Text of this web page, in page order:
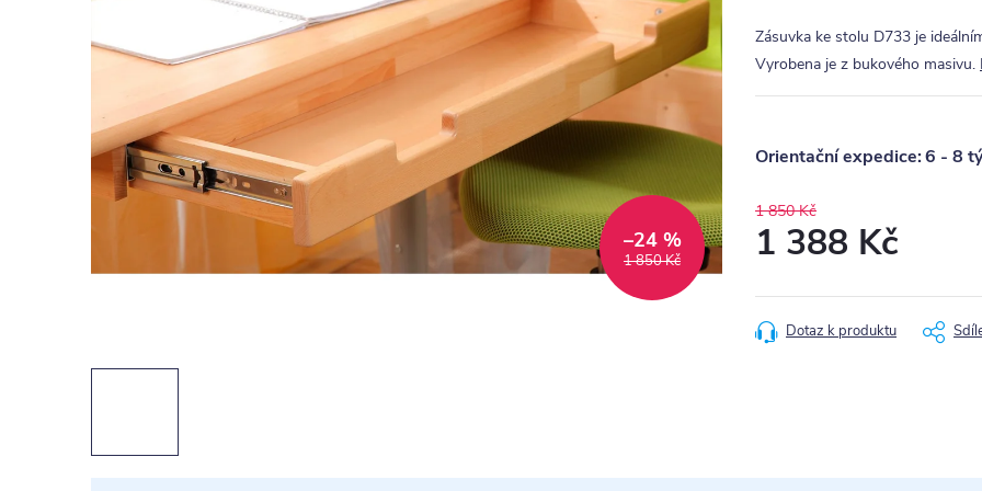
1 850 Kč
–24 %
Zásuvka ke stolu D733 je
Vyrobena je z bukového masivu.
6 - 8
1 850 Kč
1 388 Kč
cena:
Dotaz k produktu